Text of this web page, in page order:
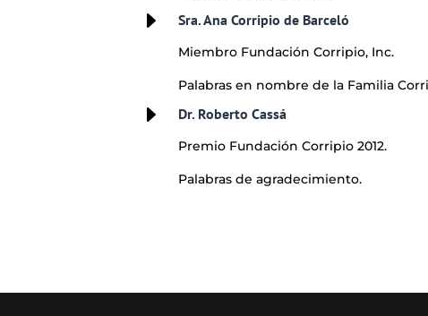
E Sra. Ana Corripio de Barceló
Miembro Fundación Corripio, Inc.
Palabras en nombre de la Familia
E Dr. Roberto Cassá
Premio Fundación Corripio 2012.
Palabras de agradecimiento.